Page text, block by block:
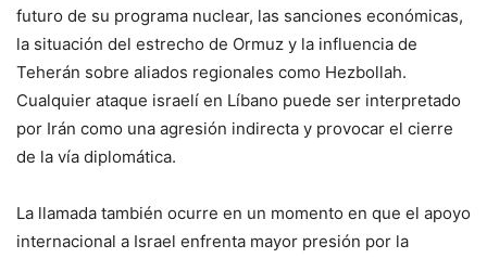
futuro de su programa nuclear, las sanciones económicas,
la situación del estrecho de Ormuz y la influencia de
Teherán sobre aliados regionales como Hezbollah.
Cualquier ataque israelí en Líbano puede ser interpretado
por Irán como una agresión indirecta y provocar el cierre
de la vía diplomática.
La llamada también ocurre en un momento en que el apoyo
internacional a Israel enfrenta mayor presión por la